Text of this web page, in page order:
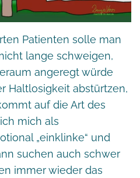
Patienten solle man
lange schweigen,
angeregt würde
Haltlosigkeit abstürtzen,
auf die Art des
mich als
„einklinke“ und
suchen auch schwer
immer wieder das